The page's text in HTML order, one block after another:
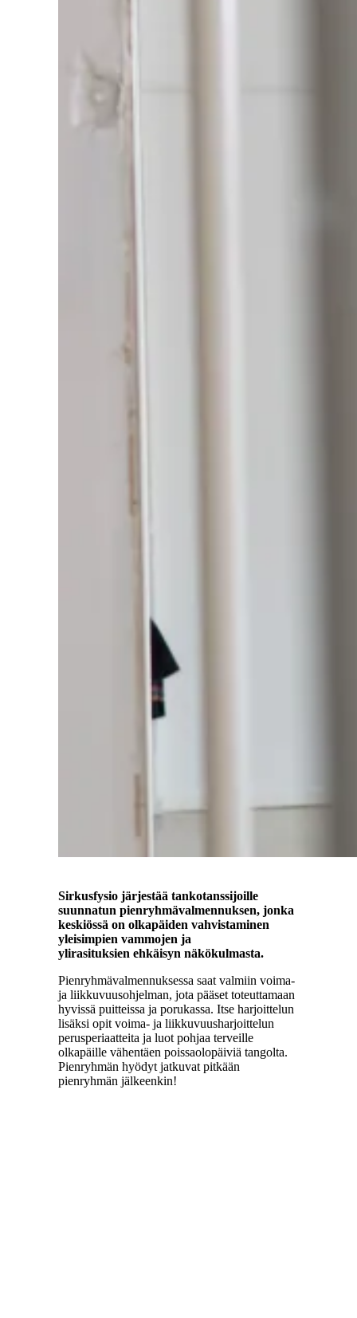
Sirkusfysio järjestää tankotanssijoille
suunnatun pienryhmävalmennuksen, jonka
keskiössä on olkapäiden vahvistaminen
yleisimpien vammojen ja
ylirasituksien ehkäisyn näkökulmasta.
Pienryhmävalmennuksessa saat valmiin voima-
ja liikkuvuusohjelman, jota pääset toteuttamaan
hyvissä puitteissa ja porukassa. Itse harjoittelun
lisäksi opit voima- ja liikkuvuusharjoittelun
perusperiaatteita ja luot pohjaa terveille
olkapäille vähentäen poissaolopäiviä tangolta.
Pienryhmän hyödyt jatkuvat pitkään
pienryhmän jälkeenkin!